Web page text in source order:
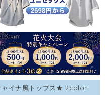
ャイナ風トップス★ 2color